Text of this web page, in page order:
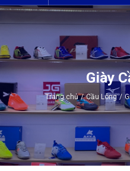
Jogarbola
giày Mitre
Giày
Trang chủ / Cầu Lông /